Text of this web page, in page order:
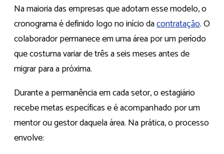
Na maioria das empresas que adotam esse modelo, o
cronograma é definido logo no início dacontratação. O
colaborador permanece em uma área por um período
que costuma variar de três a seis meses antes de
migrar para a próxima.
Durante a permanência em cada setor, o estagiário
recebe metas específicas e é acompanhado por um
mentor ou gestor daquela área. Na prática, o processo
envolve: